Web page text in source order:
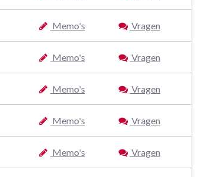
Memo's Vragen
Memo's Vragen
Memo's Vragen
Memo's Vragen
Memo's Vragen